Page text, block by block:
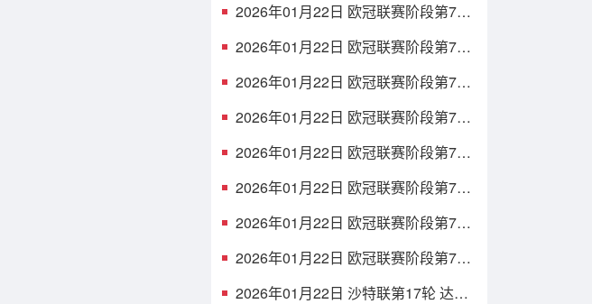
2026年01月22日 欧冠联赛阶段第7轮
2026年01月22日 欧冠联赛阶段第7轮
2026年01月22日 欧冠联赛阶段第7轮
2026年01月22日 欧冠联赛阶段第7轮
2026年01月22日 欧冠联赛阶段第7轮
2026年01月22日 欧冠联赛阶段第7轮
2026年01月22日 欧冠联赛阶段第7轮
2026年01月22日 欧冠联赛阶段第7轮
2026年01月22日 沙特联第17轮 达马